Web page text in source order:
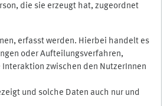
die sie erzeugt hat, zugeordnet
erfasst werden. Hierbei handelt es
oder Aufteilungsverfahren,
zwischen den NutzerInnen
und solche Daten auch nur und